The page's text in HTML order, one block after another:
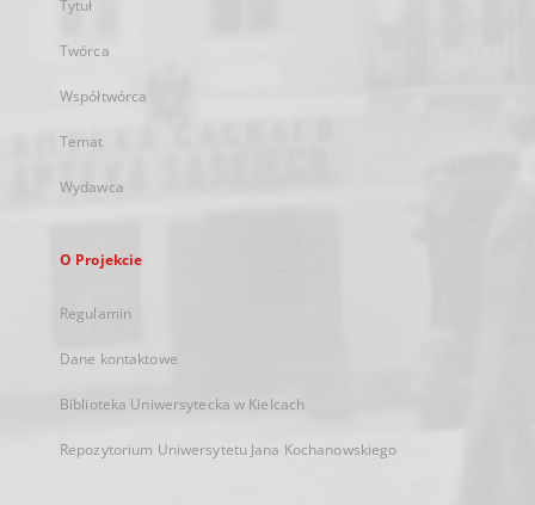
Tytuł
Twórca
Współtwórca
Temat
Wydawca
O Projekcie
Regulamin
Dane kontaktowe
Biblioteka Uniwersytecka w Kielcach
Repozytorium Uniwersytetu Jana Kochanowskiego